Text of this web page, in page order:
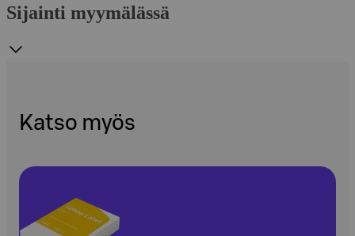
Sijainti myymälässä
Katso myös